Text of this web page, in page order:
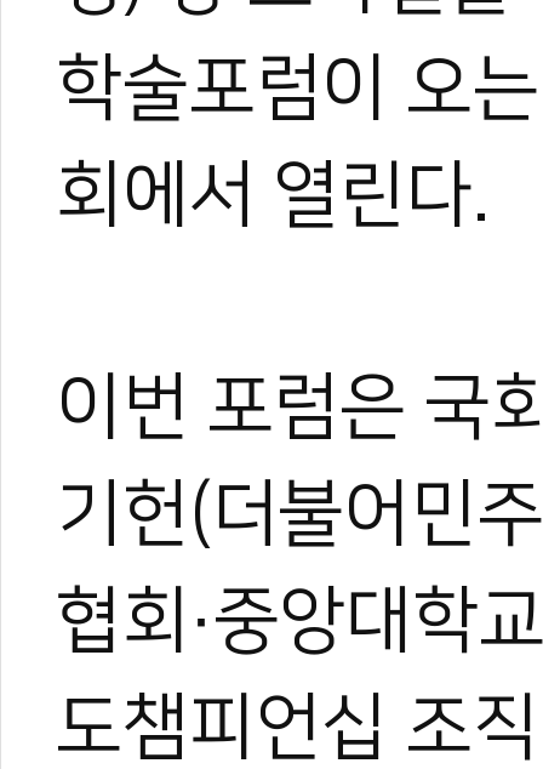
학술포럼이 오
회에서 열린다.
이번 포럼은 국
기헌(더불어민
협회·중앙대학
도챔피언십 조